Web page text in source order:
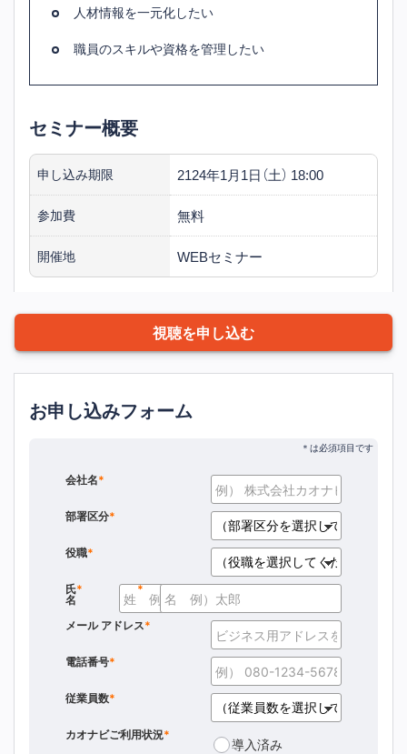
人材情報を一元化したい
職員のスキルや資格を管理したい
セミナー概要
申し込み期限 2124年1月1日（土） 18:00
参加費 無料
開催地 WEBセミナー
視聴を申し込む
お申し込みフォーム
*
会社名
*
部署区分
*
役職
*
氏
名
*
*
メール アドレス
*
電話番号
*
従業員数
*
カオナビご利用状況
導入済み